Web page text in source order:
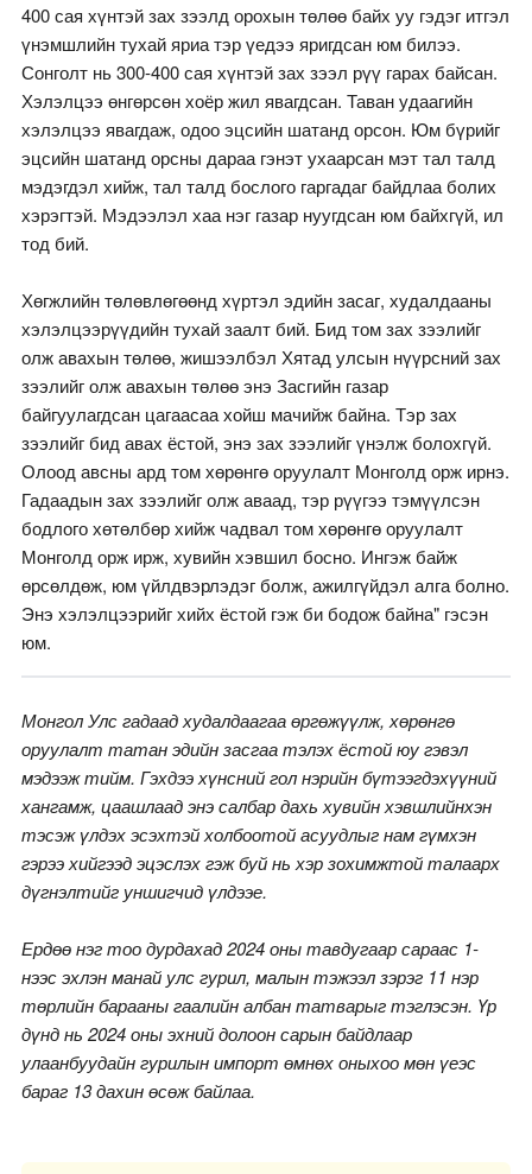
400 сая хүнтэй зах зээлд орохын төлөө байх уу гэдэг итгэл
үнэмшлийн тухай яриа тэр үедээ яригдсан юм билээ.
Сонголт нь 300-400 сая хүнтэй зах зээл рүү гарах байсан.
Хэлэлцээ өнгөрсөн хоёр жил явагдсан. Таван удаагийн
хэлэлцээ явагдаж, одоо эцсийн шатанд орсон. Юм бүрийг
эцсийн шатанд орсны дараа гэнэт ухаарсан мэт тал талд
мэдэгдэл хийж, тал талд бослого гаргадаг байдлаа болих
хэрэгтэй. Мэдээлэл хаа нэг газар нуугдсан юм байхгүй, ил
тод бий.
Хөгжлийн төлөвлөгөөнд хүртэл эдийн засаг, худалдааны
хэлэлцээрүүдийн тухай заалт бий. Бид том зах зээлийг
олж авахын төлөө, жишээлбэл Хятад улсын нүүрсний зах
зээлийг олж авахын төлөө энэ Засгийн газар
байгуулагдсан цагаасаа хойш мачийж байна. Тэр зах
зээлийг бид авах ёстой, энэ зах зээлийг үнэлж болохгүй.
Олоод авсны ард том хөрөнгө оруулалт Монголд орж ирнэ.
Гадаадын зах зээлийг олж аваад, тэр рүүгээ тэмүүлсэн
бодлого хөтөлбөр хийж чадвал том хөрөнгө оруулалт
Монголд орж ирж, хувийн хэвшил босно. Ингэж байж
өрсөлдөж, юм үйлдвэрлэдэг болж, ажилгүйдэл алга болно.
Энэ хэлэлцээрийг хийх ёстой гэж би бодож байна" гэсэн
юм.
Монгол Улс гадаад худалдаагаа өргөжүүлж, хөрөнгө
оруулалт татан эдийн засгаа тэлэх ёстой юу гэвэл
мэдээж тийм. Гэхдээ хүнсний гол нэрийн бүтээгдэхүүний
хангамж, цаашлаад энэ салбар дахь хувийн хэвшлийнхэн
тэсэж үлдэх эсэхтэй холбоотой асуудлыг нам гүмхэн
гэрээ хийгээд эцэслэх гэж буй нь хэр зохимжтой талаарх
дүгнэлтийг уншигчид үлдээе.
Ердөө нэг тоо дурдахад2024 оны тавдугаар сараас 1-
нээс эхлэн манай улс гурил, малын тэжээл зэрэг 11 нэр
төрлийн барааны гаалийн албан татварыг тэглэсэн. Үр
дүнд нь 2024 оны эхний долоон сарын байдлаар
улаанбуудайн гурилын импорт өмнөх оныхоо мөн үеэс
бараг 13 дахин өсөж байлаа.